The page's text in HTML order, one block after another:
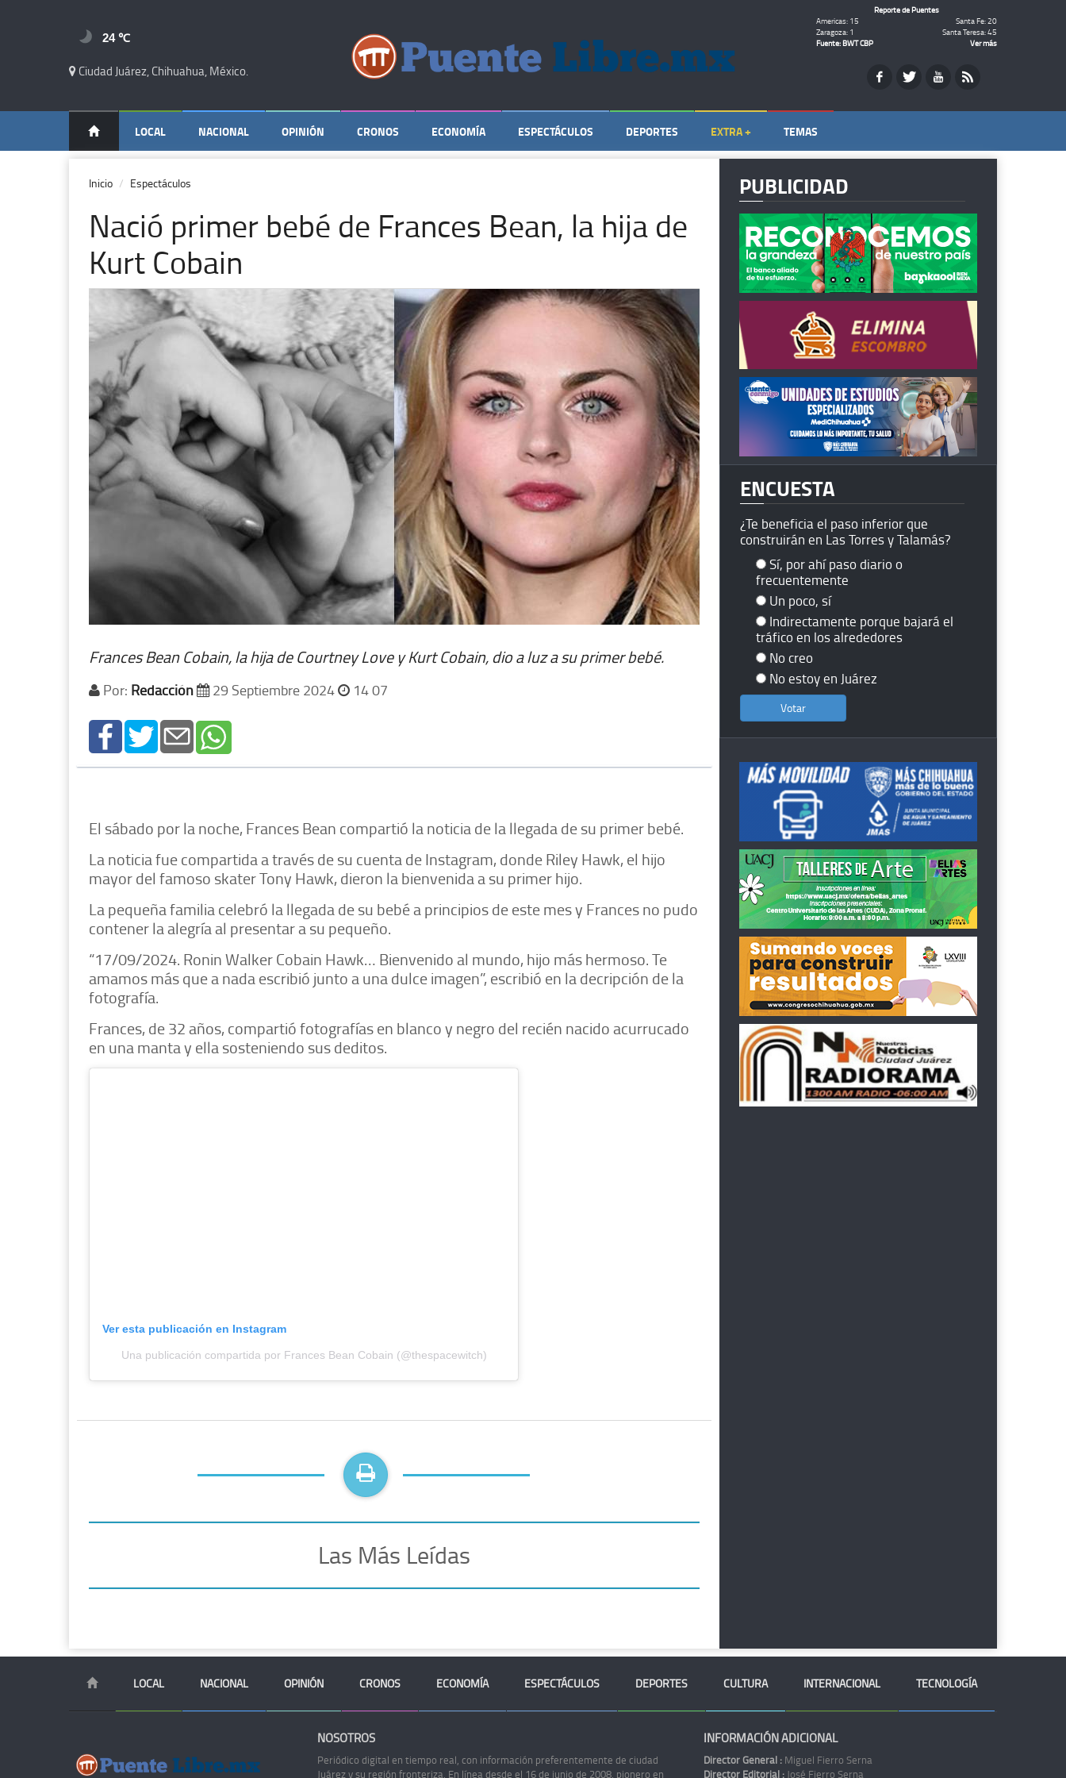
24 ℃
Ciudad Juárez, Chihuahua, México.
Reporte de Puentes
Americas: 15
Santa Fe: 20
Zaragoza: 1
Santa Teresa: 45
Fuente: BWT CBP
Ver más
LOCAL NACIONAL OPINIÓN CRONOS ECONOMÍA ESPECTÁCULOS DEPORTES EXTRA + TEMAS
Inicio Espectáculos
Nació primer bebé de Frances Bean, la hija de
Kurt Cobain
Frances Bean Cobain, la hija de Courtney Love y Kurt Cobain, dio a luz a su primer bebé.
Por: Redacción 29 Septiembre 2024 14 07
El sábado por la noche, Frances Bean compartió la noticia de la llegada de su primer bebé.
La noticia fue compartida a través de su cuenta de Instagram, donde Riley Hawk, el hijo
mayor del famoso skater Tony Hawk, dieron la bienvenida a su primer hijo.
La pequeña familia celebró la llegada de su bebé a principios de este mes y Frances no pudo
contener la alegría al presentar a su pequeño.
“17/09/2024. Ronin Walker Cobain Hawk… Bienvenido al mundo, hijo más hermoso. Te
amamos más que a nada escribió junto a una dulce imagen”, escribió en la decripción de la
fotografía.
Frances, de 32 años, compartió fotografías en blanco y negro del recién nacido acurrucado
en una manta y ella sosteniendo sus deditos.
Ver esta publicación en Instagram
Una publicación compartida por Frances Bean Cobain (@thespacewitch)
Las Más Leídas
PUBLICIDAD
ENCUESTA
¿Te beneficia el paso inferior que
construirán en Las Torres y Talamás?
Sí, por ahí paso diario o
frecuentemente
Un poco, sí
Indirectamente porque bajará el
tráfico en los alrededores
No creo
No estoy en Juárez
LOCAL NACIONAL OPINIÓN CRONOS ECONOMÍA ESPECTÁCULOS DEPORTES CULTURA INTERNACIONAL TECNOLOGÍA
NOSOTROS
Periódico digital en tiempo real, con información preferentemente de ciudad
Juárez y su región fronteriza. En línea desde el 16 de junio de 2008, pionero en
INFORMACIÓN ADICIONAL
Director General : Miguel Fierro Serna
Director Editorial : José Fierro Serna